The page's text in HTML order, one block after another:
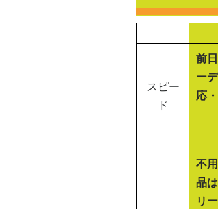
スピー
ド
前
ー
応
不
品
リ